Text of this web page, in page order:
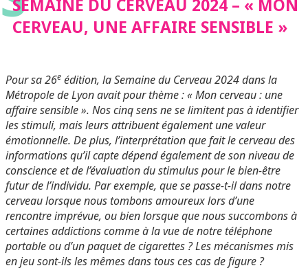
SEMAINE DU CERVEAU 2024 – « MON
CERVEAU, UNE AFFAIRE SENSIBLE »
Pour sa 26e édition, la Semaine du Cerveau 2024 dans la
Métropole de Lyon avait pour thème : « Mon cerveau : une
affaire sensible ». Nos cinq sens ne se limitent pas à identifier
les stimuli, mais leurs attribuent également une valeur
émotionnelle. De plus, l’interprétation que fait le cerveau des
informations qu’il capte dépend également de son niveau de
conscience et de l’évaluation du stimulus pour le bien-être
futur de l’individu. Par exemple, que se passe-t-il dans notre
cerveau lorsque nous tombons amoureux lors d’une
rencontre imprévue, ou bien lorsque que nous succombons à
certaines addictions comme à la vue de notre téléphone
portable ou d’un paquet de cigarettes ? Les mécanismes mis
en jeu sont-ils les mêmes dans tous ces cas de figure ?